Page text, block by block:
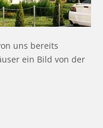
uns bereits
ein Bild von der